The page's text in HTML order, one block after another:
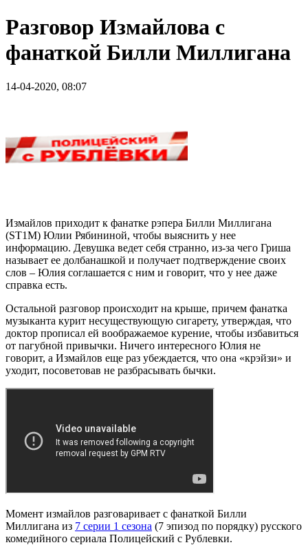
Разговор Измайлова с
фанаткой Билли Миллигана
14-04-2020, 08:07
Измайлов приходит к фанатке рэпера Билли Миллигана
(ST1M) Юлии Рябининой, чтобы выяснить у нее
информацию. Девушка ведет себя странно, из-за чего Гриша
называет ее долбанашкой и получает подтверждение своих
слов – Юлия соглашается с ним и говорит, что у нее даже
справка есть.
Остальной разговор происходит на крыше, причем фанатка
музыканта курит несуществующую сигарету, утверждая, что
доктор прописал ей воображаемое курение, чтобы избавиться
от пагубной привычки. Ничего интересного Юлия не
говорит, а Измайлов еще раз убеждается, что она «крэйзи» и
уходит, посоветовав не разбрасывать бычки.
Момент измайлов разговаривает с фанаткой Билли
Миллигана из 7 серии 1 сезона (7 эпизод по порядку) русского
комедийного сериала Полицейский с Рублевки.